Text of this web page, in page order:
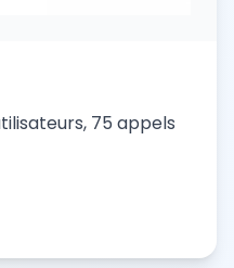
75 appels